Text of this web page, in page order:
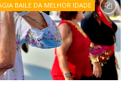
BAILE DA MELHOR IDADE